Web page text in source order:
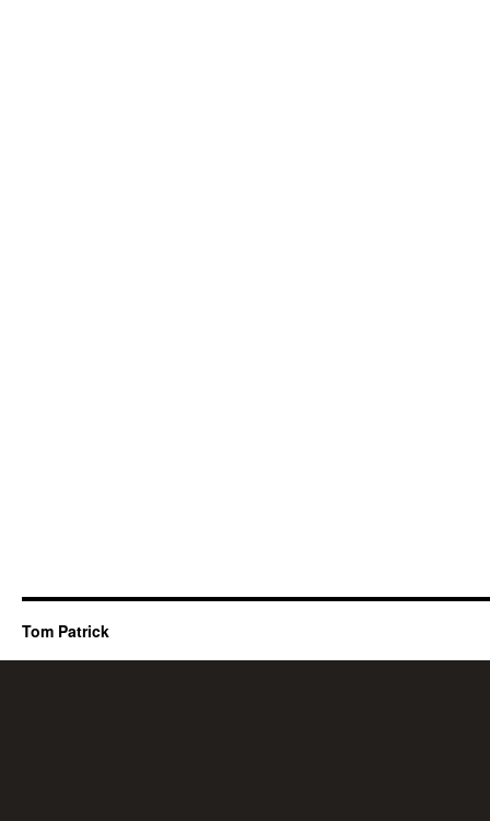
Tom Patrick